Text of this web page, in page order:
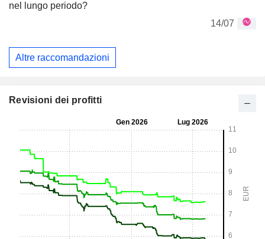
nel lungo periodo?
14/07
Altre raccomandazioni
Revisioni dei profitti